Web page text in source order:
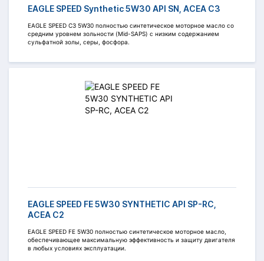
EAGLE SPEED Synthetic 5W30 API SN, ACEA C3
EAGLE SPEED C3 5W30 полностью синтетическое моторное масло со
средним уровнем зольности (Mid-SAPS) с низким содержанием
сульфатной золы, серы, фосфора.
EAGLE SPEED FE 5W30 SYNTHETIC API SP-RC,
ACEA C2
EAGLE SPEED FE 5W30 полностью синтетическое моторное масло,
обеспечивающее максимальную эффективность и защиту двигателя
в любых условиях эксплуатации.